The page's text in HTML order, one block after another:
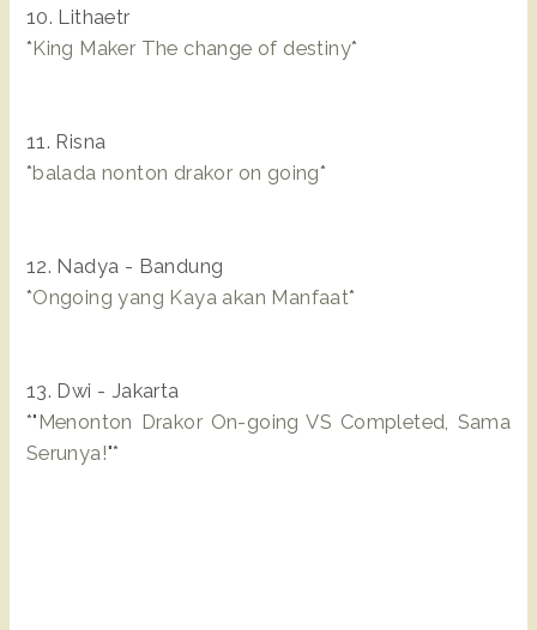
10. Lithaetr
*King Maker The change of destiny*
11. Risna
*balada nonton drakor on going*
12. Nadya - Bandung
*Ongoing yang Kaya akan Manfaat*
13. Dwi - Jakarta
*"Menonton Drakor On-going VS Completed, Sama
Serunya!"*